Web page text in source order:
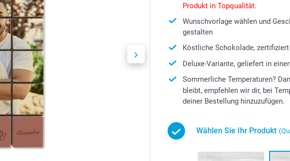
Produkt in Topqualität.
Wunschvorlage wählen und
gestalten
Köstliche Schokolade,
Deluxe-Variante, geliefert in
Sommerliche Temperaturen?
bleibt, empfehlen wir dir, bei
deiner Bestellung hinzuzufügen.
Wählen Sie Ihr Produkt